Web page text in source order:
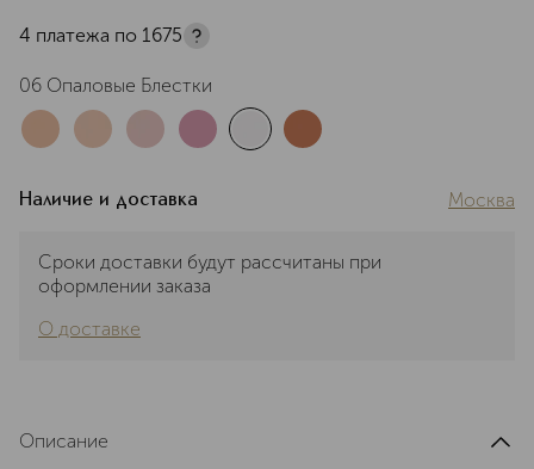
4 платежа по 1675
06 Опаловые Блестки
Наличие и доставка Москва
Сроки доставки будут рассчитаны при
оформлении заказа
О доставке
Описание